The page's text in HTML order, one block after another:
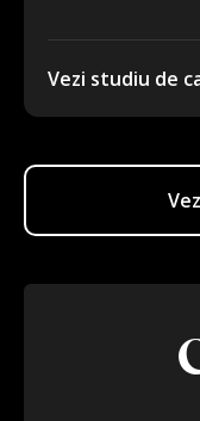
Vezi studiu de